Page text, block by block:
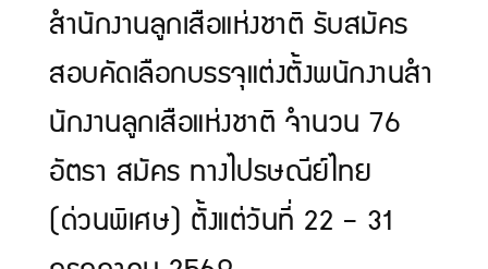
สํานักงานลูกเสือแห่งชาติ รับสมัคร
สอบคัดเลือกบรรจุแต่งตั้งพนักงานสํา
นักงานลูกเสือแห่งชาติ จำนวน 76
อัตรา สมัคร ทางไปรษณีย์ไทย
(ด่วนพิเศษ) ตั้งแต่วันที่ 22 – 31